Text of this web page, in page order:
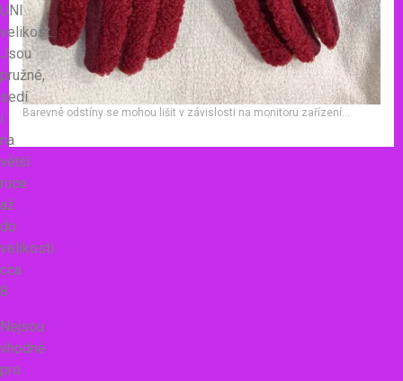
Barevné odstíny se mohou lišit v závislosti na monitoru zařízení…
UNI
velikost.
Jsou
pružné,
sedí
i
na
větší
ruce
až
do
velikosti
cca
8
Nejsou
vhodné
pro